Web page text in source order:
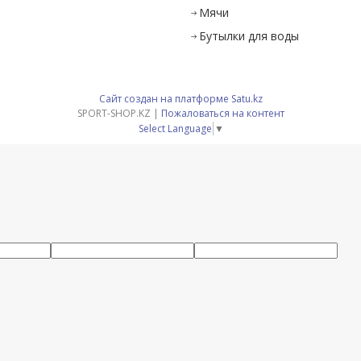
Мячи
Бутылки для воды
Сайт создан на платформе Satu.kz
SPORT-SHOP.KZ | Пожаловаться на контент
Select Language ▼